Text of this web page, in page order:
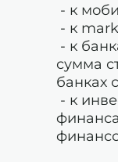
- к
- к
- к
сумма
банках
- к